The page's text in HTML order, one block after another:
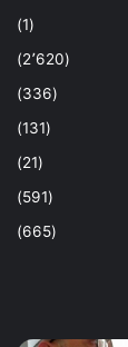
(1)
(2٬620)
(336)
(131)
(21)
(591)
(665)